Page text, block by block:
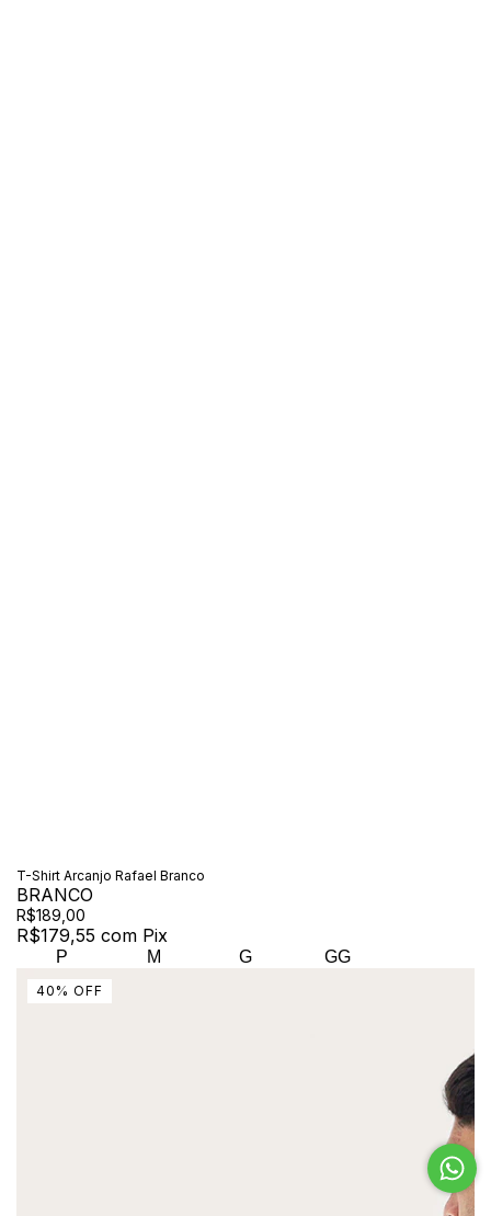
T-Shirt Arcanjo Rafael Branco
BRANCO
R$189,00
R$179,55 com Pix
P M G GG
40 % OFF